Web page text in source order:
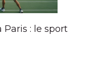
Paris : le sport